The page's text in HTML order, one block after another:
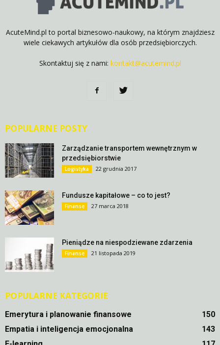
AcuteMind.pl to portal biznesowo-naukowy, na którym znajdziesz
wiele ciekawych artykułów dla osób przedsiębiorczych.
Skontaktuj się z nami: kontakt@acutemind.pl
POPULARNE POSTY
Zarządzanie transportem wewnętrznym w
przedsiębiorstwie
Logistyka 22 grudnia 2017
Fundusze kapitałowe – co to jest?
Finanse 27 marca 2018
Pieniądze na niespodziewane zdarzenia
Finanse 21 listopada 2019
POPULARNE KATEGORIE
Emerytura i planowanie finansowe
150
Empatia i inteligencja emocjonalna
143